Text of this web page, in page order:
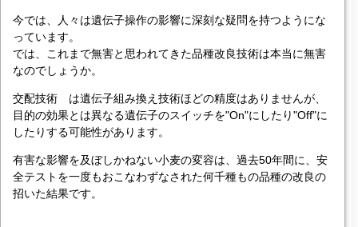
今では、人々は遺伝子操作の影響に深刻な疑問を持つようにな
っています。
では、これまで無害と思われてきた品種改良技術は本当に無害
なのでしょうか。
交配技術 は遺伝子組み換え技術ほどの精度はありませんが、
目的の効果とは異なる遺伝子のスイッチを"On"にしたり"Off"に
したりする可能性があります。
有害な影響を及ぼしかねない小麦の変容は、過去50年間に、安
全テストを一度もおこなわずなされた何千種もの品種の改良の
招いた結果です。